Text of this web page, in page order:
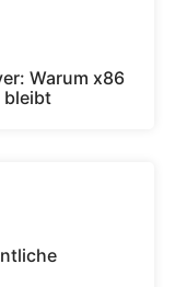
Warum x86
bleibt